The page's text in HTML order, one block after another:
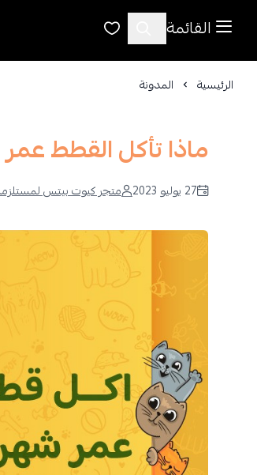
القائمة
الرئيسية المدونة
ماذا تأكل القطط
27 يوليو 2023 متجر كيوت بيتس